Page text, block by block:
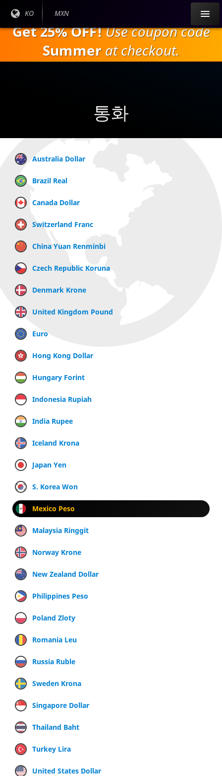
내
으
현재
:
KO
현재 통
MXN
Get 25% OFF!Use coupon code
Summer at checkout.
통화
Australia Dollar
Brazil Real
Canada Dollar
Switzerland Franc
China Yuan Renminbi
Czech Republic Koruna
Denmark Krone
United Kingdom Pound
Euro
Hong Kong Dollar
Hungary Forint
Indonesia Rupiah
India Rupee
Iceland Krona
Japan Yen
S. Korea Won
Mexico Peso
Malaysia Ringgit
Norway Krone
New Zealand Dollar
Philippines Peso
Poland Zloty
Romania Leu
Russia Ruble
Sweden Krona
Singapore Dollar
Thailand Baht
Turkey Lira
United States Dollar